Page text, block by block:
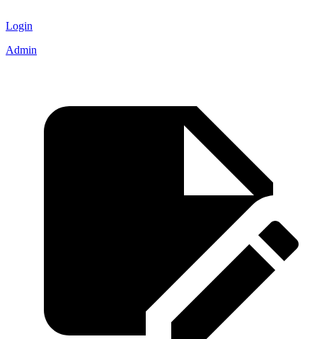
Login
Admin